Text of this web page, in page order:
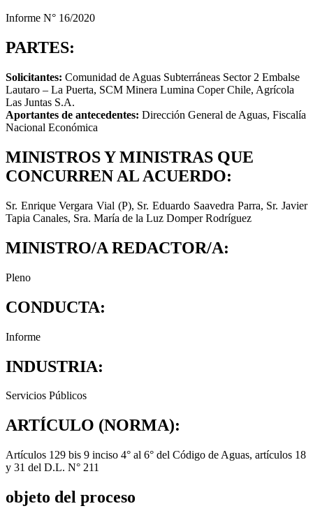
Informe N° 16/2020
PARTES:
Solicitantes: Comunidad de Aguas Subterráneas Sector 2 Embalse
Lautaro – La Puerta, SCM Minera Lumina Coper Chile, Agrícola
Las Juntas S.A.
Aportantes de antecedentes: Dirección General de Aguas, Fiscalía
Nacional Económica
MINISTROS Y MINISTRAS QUE
CONCURREN AL ACUERDO:
Sr. Enrique Vergara Vial (P), Sr. Eduardo Saavedra Parra, Sr. Javier
Tapia Canales, Sra. María de la Luz Domper Rodríguez
MINISTRO/A REDACTOR/A:
Pleno
CONDUCTA:
Informe
INDUSTRIA:
Servicios Públicos
ARTÍCULO (NORMA):
Artículos 129 bis 9 inciso 4° al 6° del Código de Aguas, artículos 18
y 31 del D.L. N° 211
objeto del proceso